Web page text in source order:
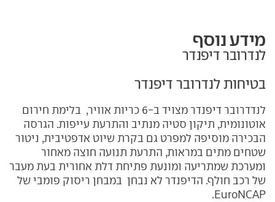
מידע נוסף
לנדרובר דיפנדר
בטיחות לנדרובר דיפנדר
לנדדרובר דיפנדר מצויד ב-6 כריות אוויר, בלימת חירום
אוטונומית, תיקון סטיה מנתיב והתרעת עייפות. הגרסה
הבכירה מוסיפה למפרט גם בקרת שיוט אדפטיבית, ניטור
שטחים מתים במראות, התרעת תנועה חוצה מאחור
ומערכת שמתריעה ומונעת פתיחת דלת אחורית בעת מעבר
של רכב חולף. הדיפנדר לא נבחן במבחן ריסוק פומבי של
EuroNCAP
.